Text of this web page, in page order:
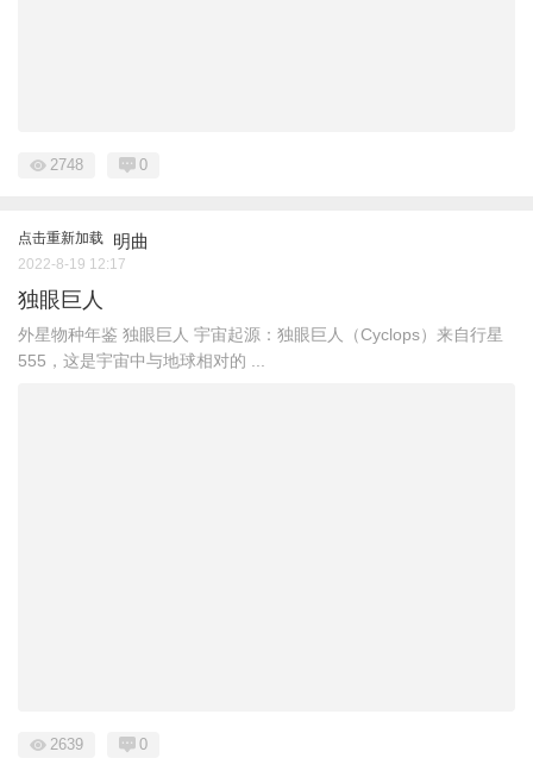
2748 0
点击重新加载 明曲
2022-8-19 12:17
独眼巨人
外星物种年鉴 独眼巨人 宇宙起源：独眼巨人（Cyclops）来自行星
555，这是宇宙中与地球相对的 ...
2639 0